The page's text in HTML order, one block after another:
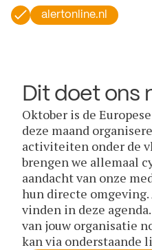
alertonline.nl
Dit doet ons
Oktober is de
deze maand
activiteiten onder de
brengen we allemaal
aandacht van onze
hun directe
vinden in deze
van jouw organisatie
kan via onderstaande